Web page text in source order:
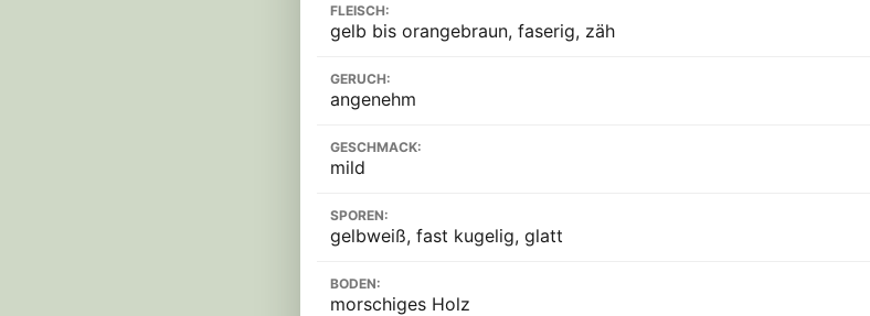
FLEISCH:
gelb bis orangebraun, faserig, zäh
GERUCH:
angenehm
GESCHMACK:
mild
SPOREN:
gelbweiß, fast kugelig, glatt
BODEN:
morschiges Holz